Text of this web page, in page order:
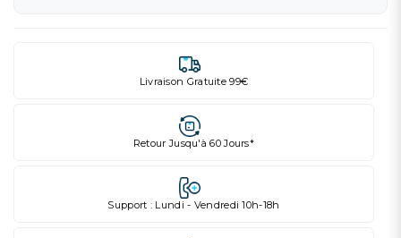
Livraison Gratuite 99€
Retour Jusqu'à 60 Jours*
Support : Lundi - Vendredi 10h-18h